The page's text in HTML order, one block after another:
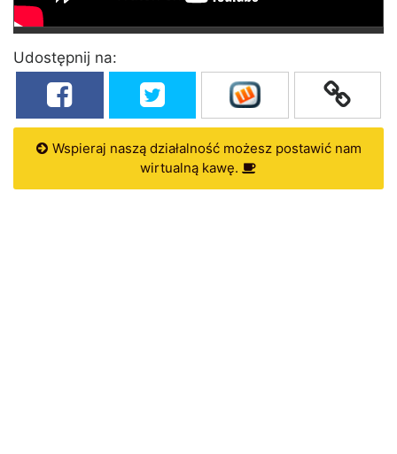
Udostępnij na:
Wspieraj naszą działalność możesz postawić nam
wirtualną kawę.